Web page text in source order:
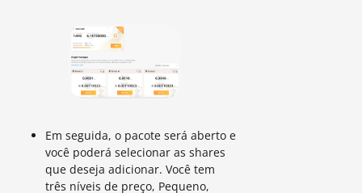
Em seguida, o pacote será aberto e
você poderá selecionar as shares
que deseja adicionar. Você tem
três níveis de preço, Pequeno,